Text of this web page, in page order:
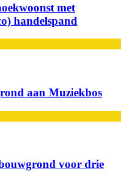
met
handelspand
aan Muziekbos
voor drie